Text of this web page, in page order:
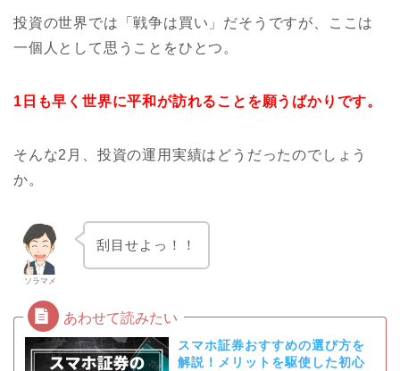
投資の世界では「戦争は買い」だそうですが、ここは
一個人として思うことをひとつ。
1日も早く世界に平和が訪れることを願うばかりです。
そんな2月、投資の運用実績はどうだったのでしょう
か。
ソラマメ
刮目せよっ！！
スマホ証券おすすめの選び方を
解説！メリットを駆使した初心